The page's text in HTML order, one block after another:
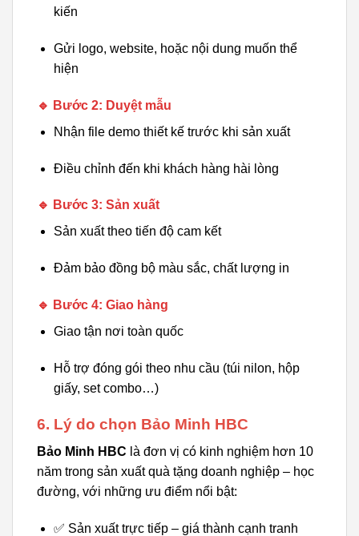
kiến
Gửi logo, website, hoặc nội dung muốn thể
hiện
🔹 Bước 2: Duyệt mẫu
Nhận file demo thiết kế trước khi sản xuất
Điều chỉnh đến khi khách hàng hài lòng
🔹 Bước 3: Sản xuất
Sản xuất theo tiến độ cam kết
Đảm bảo đồng bộ màu sắc, chất lượng in
🔹 Bước 4: Giao hàng
Giao tận nơi toàn quốc
Hỗ trợ đóng gói theo nhu cầu (túi nilon, hộp
giấy, set combo…)
6. Lý do chọn Bảo Minh HBC
Bảo Minh HBC là đơn vị có kinh nghiệm hơn 10
năm trong sản xuất quà tặng doanh nghiệp – học
đường, với những ưu điểm nổi bật:
✅ Sản xuất trực tiếp – giá thành cạnh tranh